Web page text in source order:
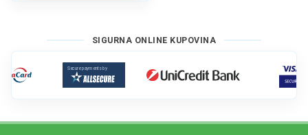
SIGURNA ONLINE KUPOVINA